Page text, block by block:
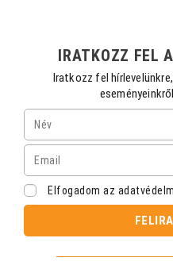
IRATKOZZ FEL
Iratkozz fel
Elfogadom az